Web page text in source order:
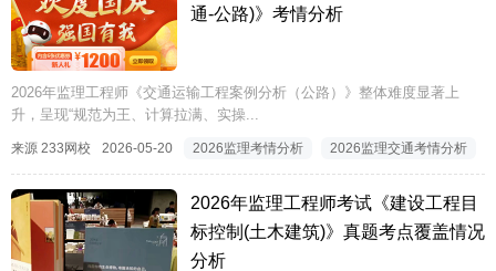
通-公路)》考情分析
2026年监理工程师《交通运输工程案例分析（公路）》整体难度显著上
升，呈现“规范为王、计算拉满、实操...
来源 233网校 2026-05-20 2026监理考情分析 2026监理交通考情分析
2026年监理工程师考试《建设工程目
标控制(土木建筑)》真题考点覆盖情况
分析